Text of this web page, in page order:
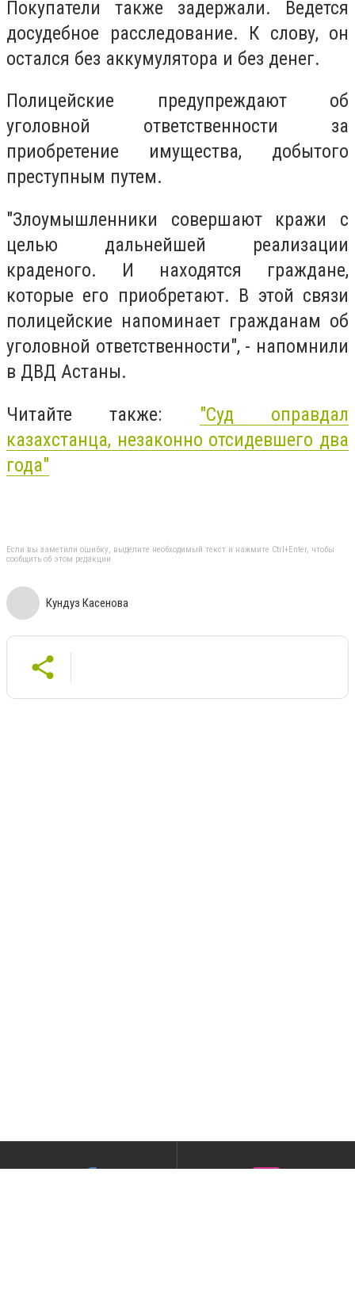
Покупатели также задержали. Ведется
досудебное расследование. К слову, он
остался без аккумулятора и без денег.
Полицейские предупреждают об
уголовной ответственности за
приобретение имущества, добытого
преступным путем.
"Злоумышленники совершают кражи с
целью дальнейшей реализации
краденого. И находятся граждане,
которые его приобретают. В этой связи
полицейские напоминает гражданам об
уголовной ответственности", - напомнили
в ДВД Астаны.
Читайте также: "Суд оправдал
казахстанца, незаконно отсидевшего два
года"
Если вы заметили ошибку, выделите необходимый текст и нажмите Ctrl+Enter, чтобы
сообщить об этом редакции
Кундуз Касенова